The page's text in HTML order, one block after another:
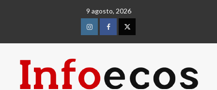
9 agosto, 2026
InstagramFacebookTwitter